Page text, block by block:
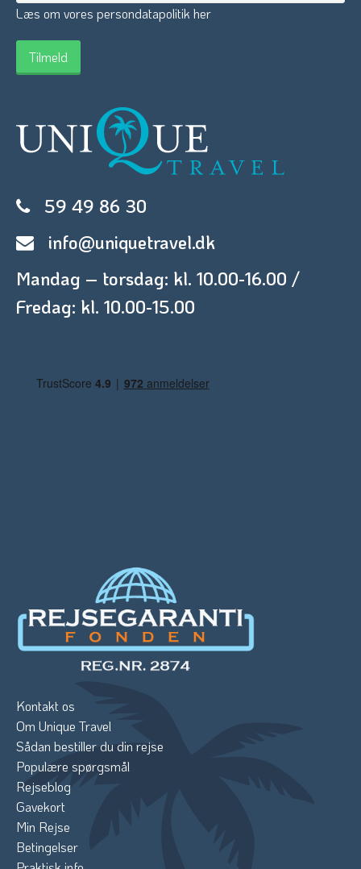
Læs om vores persondatapolitik her
59 49 86 30
info@uniquetravel.dk
Mandag – torsdag: kl. 10.00-16.00 /
Fredag: kl. 10.00-15.00
Kontakt os
Om Unique Travel
Sådan bestiller du din rejse
Populære spørgsmål
Rejseblog
Gavekort
Min Rejse
Betingelser